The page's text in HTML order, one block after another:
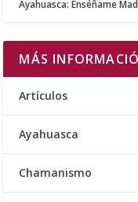
Ayahuasca: Enséñame
MÁS
Artículos
Ayahuasca
Chamanismo